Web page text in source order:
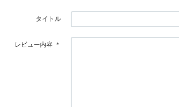
タイトル
レビュー内容 ＊